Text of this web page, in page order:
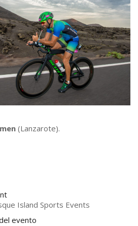
(Lanzarote).
Island Sports Events
evento